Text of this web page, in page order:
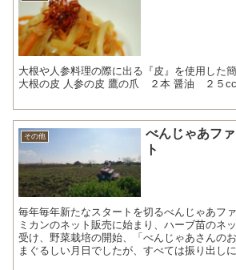
大根や人参料理の際に出る『皮』を使用した
大根の皮 人参の皮 鷹の爪 ２本 醤油 ２５
その他
べんじゃあフ
ト
毎年毎年新たなスタートを切るべんじゃあフ
ミカンのネット販売に始まり、ハーブ苗のネ
受け、野菜栽培の開始、「べんじゃあさんの
まぐるしい月日でしたが、すべては振り出しに